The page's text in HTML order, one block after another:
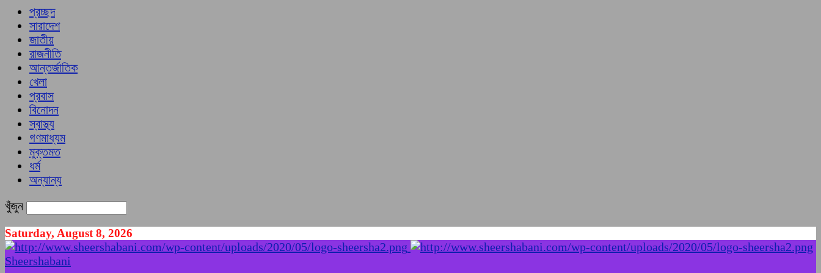
প্রচ্ছদ
সারাদেশ
জাতীয়
রাজনীতি
আন্তর্জাতিক
খেলা
প্রবাস
বিনোদন
স্বাস্থ্য
গণমাধ্যম
মুক্তমত
ধর্ম
অন্যান্য
খুঁজুন
Saturday, August 8, 2026
Sheershabani